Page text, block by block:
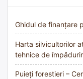
Ghidul de finanțare
Harta silvicultorilor
tehnice de
Puieți forestieri –